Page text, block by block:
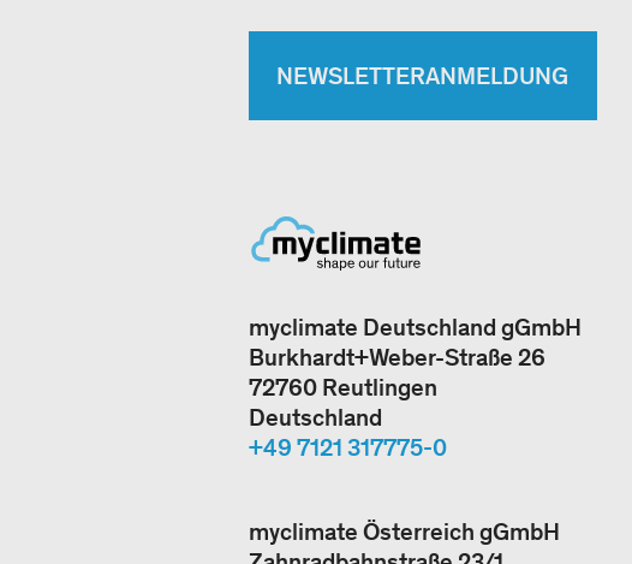
NEWSLETTERANMELDUNG
myclimate Deutschland gGmbH
Burkhardt+Weber-Straße 26
72760 Reutlingen
Deutschland
+49 7121 317775-0
myclimate Österreich gGmbH